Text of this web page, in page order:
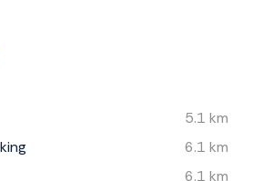
5.1 km
6.1 km
6.1 km